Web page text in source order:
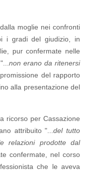
moglie nei confronti
i gradi del giudizio, in
pur confermate nelle
non erano da ritenersi
del rapporto
alla presentazione del
ricorso per Cassazione
attribuito "...del tutto
relazioni prodotte dal
confermate, nel corso
che le aveva